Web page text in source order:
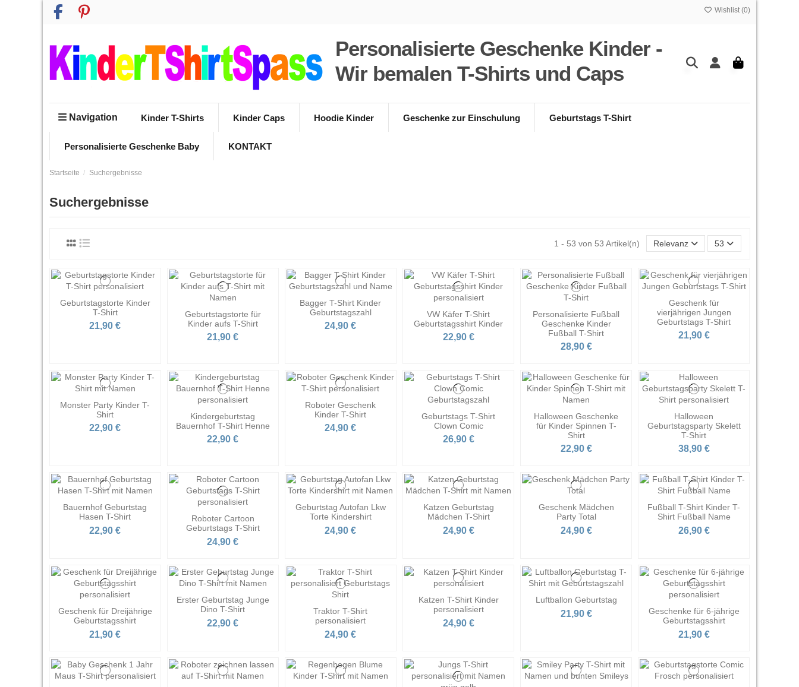
Wishlist (0)
Personalisierte Geschenke Kinder -
Wir bemalen T-Shirts und Caps
Navigation Kinder T-Shirts Kinder Caps Hoodie Kinder Geschenke zur Einschulung Geburtstags T-Shirt
Personalisierte Geschenke Baby KONTAKT
Startseite Suchergebnisse
Suchergebnisse
1 - 53 von 53 Artikel(n) Relevanz 53
Geburtstagstorte Kinder
T-Shirt
21,90 €
Geburtstagstorte für
Kinder aufs T-Shirt
21,90 €
Bagger T-Shirt Kinder
Geburtstagszahl
24,90 €
VW Käfer T-Shirt
Geburtstagsshirt Kinder
22,90 €
Personalisierte Fußball
Geschenke Kinder
Fußball T-Shirt
28,90 €
Geschenk für
vierjährigen Jungen
Geburtstags T-Shirt
21,90 €
Monster Party Kinder T-
Shirt
22,90 €
Kindergeburtstag
Bauernhof T-Shirt Henne
22,90 €
Roboter Geschenk
Kinder T-Shirt
24,90 €
Geburtstags T-Shirt
Clown Comic
26,90 €
Halloween Geschenke
für Kinder Spinnen T-
Shirt
22,90 €
Halloween
Geburtstagsparty Skelett
T-Shirt
38,90 €
Bauernhof Geburtstag
Hasen T-Shirt
22,90 €
Roboter Cartoon
Geburtstags T-Shirt
24,90 €
Geburtstag Autofan Lkw
Torte Kindershirt
24,90 €
Katzen Geburtstag
Mädchen T-Shirt
24,90 €
Geschenk Mädchen
Party Total
24,90 €
Fußball T-Shirt Kinder T-
Shirt Fußball Name
26,90 €
Geschenk für Dreijährige
Geburtstagsshirt
21,90 €
Erster Geburtstag Junge
Dino T-Shirt
22,90 €
Traktor T-Shirt
personalisiert
24,90 €
Katzen T-Shirt Kinder
personalisiert
24,90 €
Luftballon Geburtstag
21,90 €
Geschenke für 6-jährige
Geburtstagsshirt
21,90 €